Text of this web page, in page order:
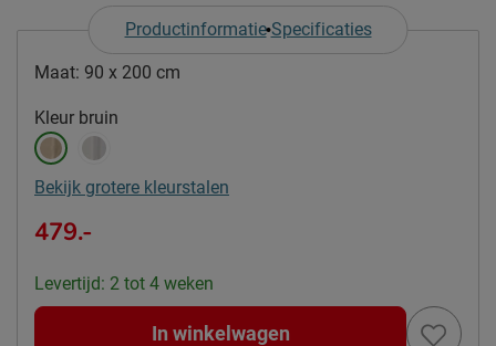
Productinformatie Specificaties
Maat: 90 x 200 cm
Kleur bruin
Bekijk grotere kleurstalen
479.-
Levertijd: 2 tot 4 weken
In winkelwagen